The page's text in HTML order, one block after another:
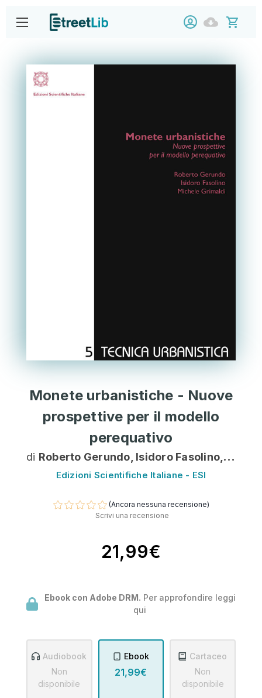
Monete urbanistiche - Nuove
prospettive per il modello
perequativo
di Roberto Gerundo, Isidoro Fasolino, Michele Grimaldi
Edizioni Scientifiche Italiane - ESI
(Ancora nessuna recensione)
Scrivi una recensione
21,99€
Ebook con Adobe DRM. Per approfondire leggi
qui
Audiobook
Non
disponibile
Ebook
21,99€
Cartaceo
Non
disponibile